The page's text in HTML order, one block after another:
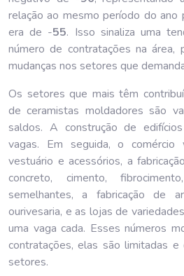
relação ao mesmo período do ano
era de -55. Isso sinaliza uma
número de contratações na área,
mudanças nos setores que
Os setores que mais têm
de ceramistas moldadores são
saldos. A construção de
vagas. Em seguida, o
vestuário e acessórios, a
concreto, cimento,
semelhantes, a fabricação de
ourivesaria, e as lojas de
uma vaga cada. Esses números
contratações, elas são limitadas
setores.